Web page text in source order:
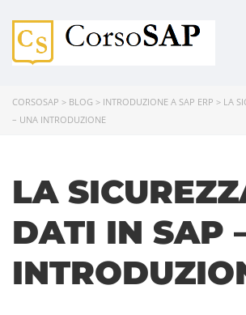
CORSOSAP > BLOG > INTRODUZIONE A SAP ERP > LA
– UNA INTRODUZIONE
LA
DATI IN SAP